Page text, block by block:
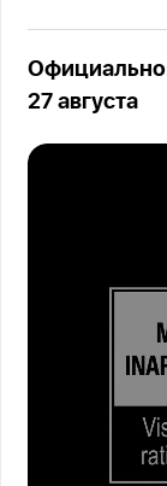
Официально:
27 августа